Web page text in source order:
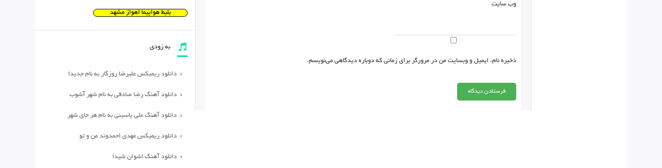
وب‌ سایت
ذخیره نام، ایمیل و وبسایت من در مرورگر برای زمانی که دوباره دیدگاهی می‌نویسم.
بلیط هواپیما اهواز مشهد
به زودی
دانلود ریمیکس علیرضا روزگار به نام جدیدا
دانلود آهنگ رضا صادقی به نام شهر آشوب
دانلود آهنگ علی یاسینی به نام هر جای شهر
دانلود ریمیکس مهدی احمدوند من و تو
دانلود آهنگ اشوان شیدا